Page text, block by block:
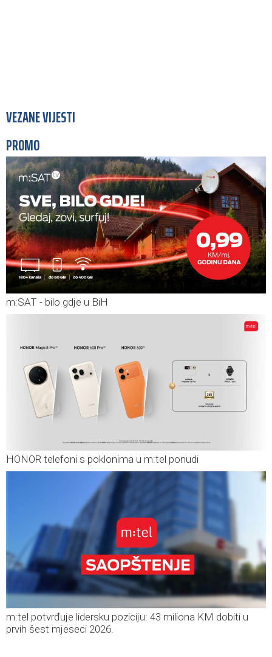
VEZANE VIJESTI
PROMO
m:SAT - bilo gdje u BiH
HONOR telefoni s poklonima u m:tel ponudi
m:tel potvrđuje lidersku poziciju: 43 miliona KM dobiti u
prvih šest mjeseci 2026.